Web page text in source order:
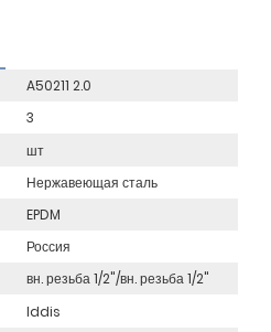
A50211 2.0
3
шт
Нержавеющая сталь
EPDM
Россия
вн. резьба 1/2"/вн. резьба 1/2"
Iddis